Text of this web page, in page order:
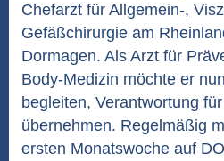
Chefarzt für Allgemein-,
Gefäßchirurgie am
Dormagen. Als Arzt für
Body-Medizin möchte er
begleiten, Verantwortung
übernehmen. Regelmäßig
ersten Monatswoche auf